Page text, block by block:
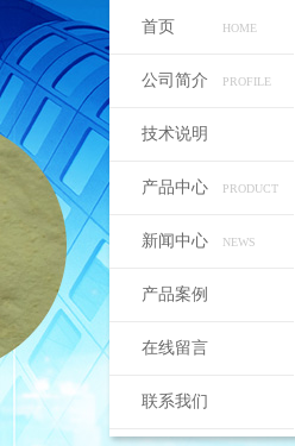
首页 HOME
公司简介 PROFILE
技术说明
产品中心 PRODUCT
新闻中心 NEWS
产品案例
在线留言
联系我们